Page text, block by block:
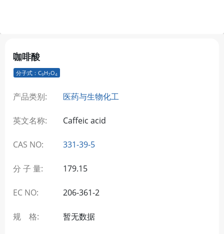
咖啡酸
分子式：C9H7O4
产品类别: 医药与生物化工
英文名称: Caffeic acid
CAS NO: 331-39-5
分 子 量: 179.15
EC NO: 206-361-2
规 格: 暂无数据